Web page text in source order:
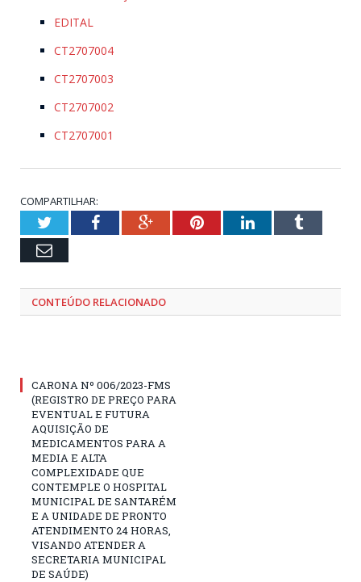
EDITAL
CT2707004
CT2707003
CT2707002
CT2707001
COMPARTILHAR:
TwitterFacebookGoogle+PinterestLinkedInTumblr
Email
CONTEÚDO RELACIONADO
CARONA Nº 006/2023-FMS
(REGISTRO DE PREÇO PARA
EVENTUAL E FUTURA
AQUISIÇÃO DE
MEDICAMENTOS PARA A
MEDIA E ALTA
COMPLEXIDADE QUE
CONTEMPLE O HOSPITAL
MUNICIPAL DE SANTARÉM
E A UNIDADE DE PRONTO
ATENDIMENTO 24 HORAS,
VISANDO ATENDER A
SECRETARIA MUNICIPAL
DE SAÚDE)